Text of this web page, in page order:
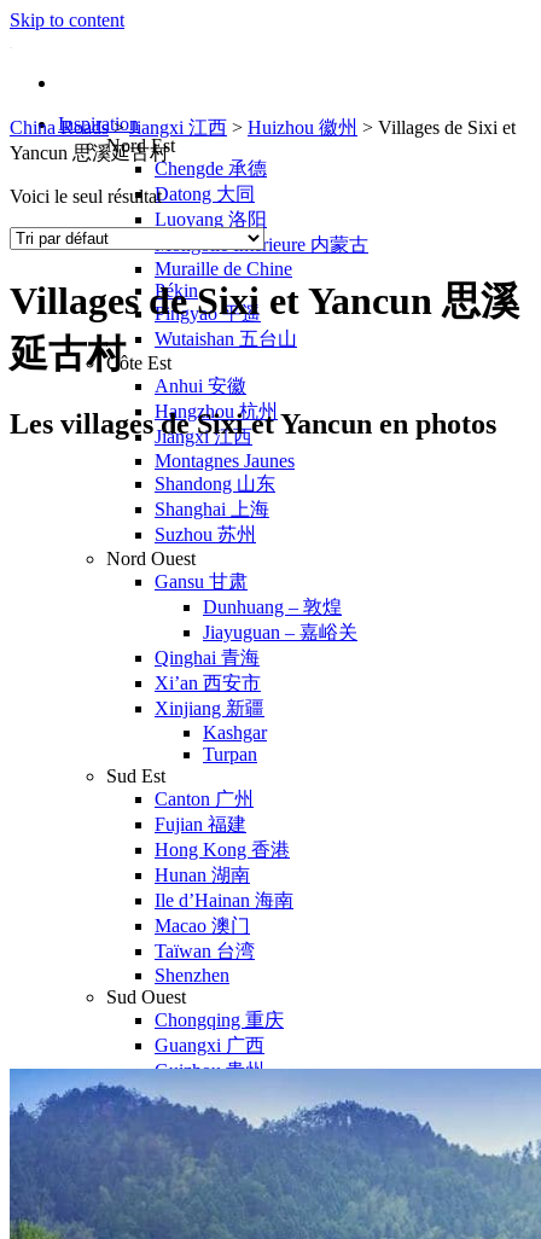
Skip to content
Inspiration
Nord Est
Chengde 承德
Datong 大同
Luoyang 洛阳
Mongolie Intérieure 内蒙古
Muraille de Chine
Pékin
Pingyao 平遥
Wutaishan 五台山
Côte Est
Anhui 安徽
Hangzhou 杭州
Jiangxi 江西
Montagnes Jaunes
Shandong 山东
Shanghai 上海
Suzhou 苏州
Nord Ouest
Gansu 甘肃
Dunhuang – 敦煌
Jiayuguan – 嘉峪关
Qinghai 青海
Xi’an 西安市
Xinjiang 新疆
Kashgar
Turpan
Sud Est
Canton 广州
Fujian 福建
Hong Kong 香港
Hunan 湖南
Ile d’Hainan 海南
Macao 澳门
Taïwan 台湾
Shenzhen
Sud Ouest
Chongqing 重庆
Guangxi 广西
Guizhou 贵州
Hubei
Sichuan 四川
Tibet 西藏
Yunnan 云南
Circuits
Organisation
China Roads > Jiangxi 江西 > Huizhou 徽州 > Villages de Sixi et
Yancun 思溪延古村
Voici le seul résultat
Villages de Sixi et Yancun 思溪
延古村
Les villages de Sixi et Yancun en photos